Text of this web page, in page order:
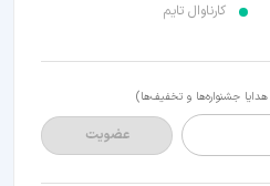
کارناوال تایم
هدایا جشنواره‌ها و تخفیف‌ها)
عضویت